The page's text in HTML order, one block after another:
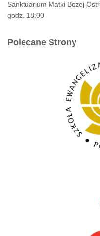
Sanktuarium Matki Bożej
godz. 18:00
Polecane Strony